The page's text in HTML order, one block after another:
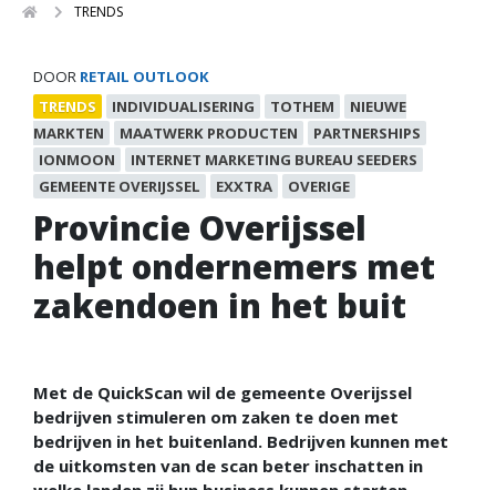
TRENDS
DOOR RETAIL OUTLOOK
TRENDS
INDIVIDUALISERING TOTHEM
NIEUWE
MARKTEN
MAATWERK PRODUCTEN
PARTNERSHIPS
IONMOON
INTERNET MARKETING BUREAU SEEDERS
GEMEENTE OVERIJSSEL
EXXTRA OVERIGE
Provincie Overijssel
helpt ondernemers met
zakendoen in het buit
Met de QuickScan wil de gemeente Overijssel
bedrijven stimuleren om zaken te doen met
bedrijven in het buitenland. Bedrijven kunnen met
de uitkomsten van de scan beter inschatten in